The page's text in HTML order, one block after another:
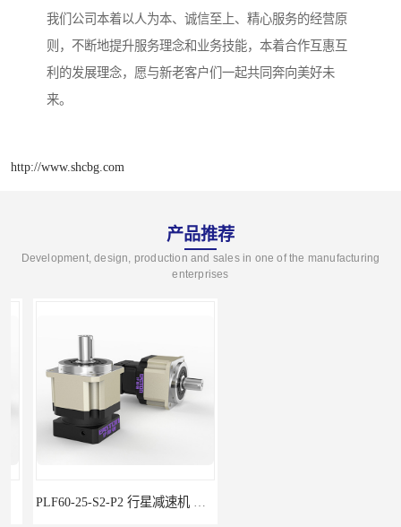
我们公司本着以人为本、诚信至上、精心服务的经营原
则，不断地提升服务理念和业务技能，本着合作互惠互
利的发展理念，愿与新老客户们一起共同奔向美好未
来。
http://www.shcbg.com
产品推荐
Development, design, production and sales in one of the manufacturing
enterprises
PLF60-25-S2-P2 行星减速机 伺服减速机 步进减速机